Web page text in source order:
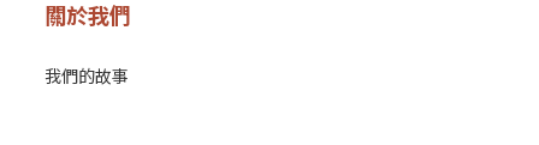
關於我們
我們的故事